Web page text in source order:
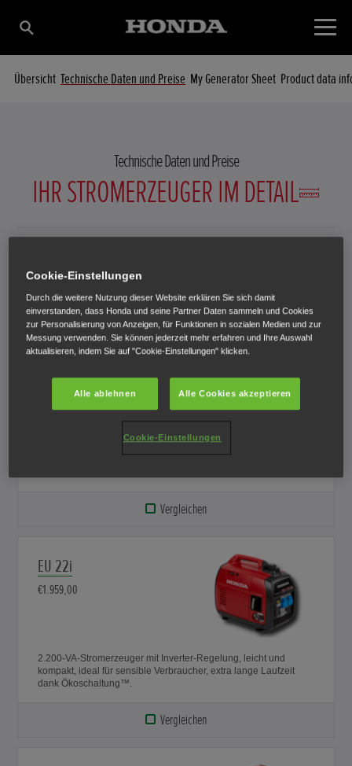
Übersicht Technische Daten und Preise My Generator Sheet Product data
Technische Daten und Preise
IHR STROMERZEUGER IM DETAIL
Wählen Sie einen Stromerzeuger aus, um technische Details
EU 10i
€1.269,00
Vergleichen
EU 22i
€1.959,00
2.200-VA-Stromerzeuger mit Inverter-Regelung, leicht und
kompakt, ideal für sensible Verbraucher, extra lange Laufzeit
dank Ökoschaltung™.
Vergleichen
Cookie-Einstellungen
Durch die weitere Nutzung dieser Website erklären Sie sich damit
einverstanden, dass Honda und seine Partner Daten sammeln und Cookies
zur Personalisierung von Anzeigen, für Funktionen in sozialen Medien und zur
Messung verwenden. Sie können jederzeit mehr erfahren und Ihre Auswahl
aktualisieren, indem Sie auf "Cookie-Einstellungen" klicken.
Alle ablehnen Alle Cookies akzeptieren
Cookie-Einstellungen